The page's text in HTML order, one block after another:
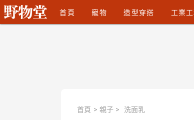
首頁 寵物 造型穿搭 工業
首頁 > 親子 > 洗面乳